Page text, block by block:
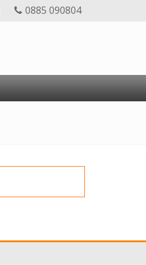
0885 090804